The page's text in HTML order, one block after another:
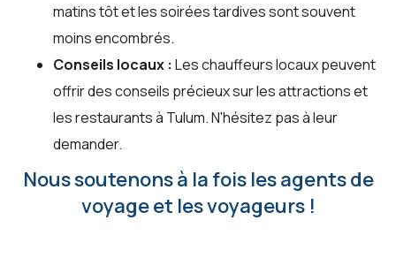
matins tôt et les soirées tardives sont souvent
moins encombrés.
Conseils locaux : Les chauffeurs locaux peuvent
offrir des conseils précieux sur les attractions et
les restaurants à Tulum. N'hésitez pas à leur
demander.
Nous soutenons à la fois les agents de
voyage et les voyageurs !